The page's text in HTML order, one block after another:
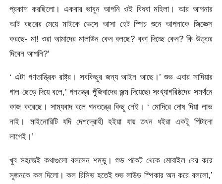
প্রকাশ করছিলো। একবার ভাবুন আপনি ওই বিধবা মহিলা। আর আপনার
আট বছরের মেয়ে মাইকে ভেসে আসা হেট স্পিচ শুনে আপনাকে জিজ্ঞেস
করছে- মা! ওরা আমাদের মালাউন কেন বলছে? বকা দিচ্ছে কেন? কি উত্তর
দিবেন আপনি?’
‘ এটা গণতান্ত্রিক রাষ্ট্র। সবকিছুর জন্য আইন আছে।’ শুভ এবার সাদিয়ার
গাল ছেড়ে দিয়ে বলে,’ গনতন্ত্র পুঁজিবাদের জন্ম দিয়েছে৷ সংখ্যাগরিষ্ঠদের সমর্থনে
কাজ করেছে। সাম্যবাদ বলে গনতন্ত্রে কিছু নেই। ‘ মোদিরে দোষ দিয়া লাভ
নাই। মাইনোরিটি যদি দেশদ্রোহী হইয়া যায় তখন ধইরা একটু পিটানো
লাগেই।’
খুব সহজেই কথাগুলো বললেন শম্ভু। শুভ পকেট থেকে মোবাইল বের করে
সুজনকে কল দিলো। কল রিসিভ হতেই শুভ লাউড স্পিকার অন করে বললো,’